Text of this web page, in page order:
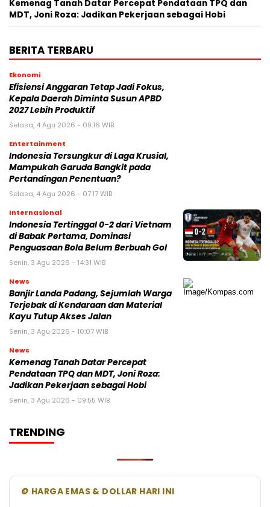
Kemenag Tanah Datar Percepat Pendataan TPQ dan
MDT, Joni Roza: Jadikan Pekerjaan sebagai Hobi
BERITA TERBARU
Ekonomi
Efisiensi Anggaran Tetap Jadi Fokus,
Kepala Daerah Diminta Susun APBD
2027 Lebih Produktif
Selasa, 4 Agu 2026 - 09:16 WIB
Entertainment
Indonesia Tersungkur di Laga Krusial,
Mampukah Garuda Bangkit pada
Pertandingan Penentuan?
Selasa, 4 Agu 2026 - 07:17 WIB
Internasional
Indonesia Tertinggal 0-2 dari Vietnam
di Babak Pertama, Dominasi
Penguasaan Bola Belum Berbuah Gol
Senin, 3 Agu 2026 - 14:31 WIB
News
Banjir Landa Padang, Sejumlah Warga
Terjebak di Kendaraan dan Material
Kayu Tutup Akses Jalan
Senin, 3 Agu 2026 - 10:07 WIB
News
Kemenag Tanah Datar Percepat
Pendataan TPQ dan MDT, Joni Roza:
Jadikan Pekerjaan sebagai Hobi
Senin, 3 Agu 2026 - 09:55 WIB
TRENDING
🪙 HARGA EMAS & DOLLAR HARI INI